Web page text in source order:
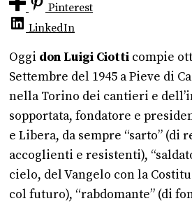
Pinterest
LinkedIn
Oggi don Luigi Ciotti compie
Settembre del 1945 a Pieve di
nella Torino dei cantieri e
sopportata, fondatore e
e Libera, da sempre “sarto” (di
accoglienti e resistenti),
cielo, del Vangelo con la
col futuro), “rabdomante” (di